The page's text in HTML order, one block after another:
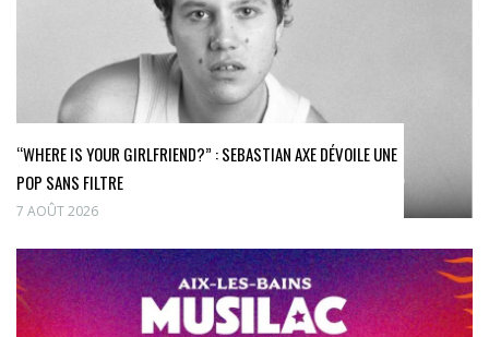
“WHERE IS YOUR GIRLFRIEND?” : SEBASTIAN AXE DÉVOILE UNE
POP SANS FILTRE
7 AOÛT 2026